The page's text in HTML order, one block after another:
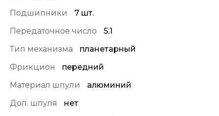
Подшипники
7 шт.
Передаточное число
5.1
Тип механизма
планетарный
Фрикцион
передний
Материал шпули
алюминий
Доп. шпуля
нет